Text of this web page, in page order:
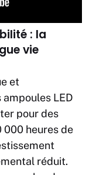
: la
vie
et
LED
pour des
000 heures de
réduit.